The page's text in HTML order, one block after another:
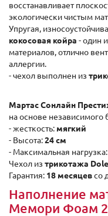
восстанавливает
экологически чистым
Упругая,
кокосовая койра - один
материалов, отлично
аллергии.
- чехол выполнен из
Мартас Сонлайн
на основе независимого
- жесткость:мягкий
- Высота:24 см
- Максимальная нагрузка:
Чехол из трикотажа
Гарантия: 18 месяцевсо
Наполнение
Мемори Фоам